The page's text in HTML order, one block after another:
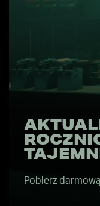
Pobierz